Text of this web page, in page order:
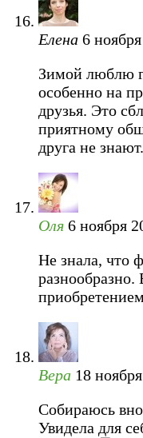
Елена 6
Зимой люблю
особенно на
друзья. Это
приятному
друга не знают.
Оля 6 ноября
Не знала, что
разнообразно.
Вера 18
Собираюсь
Увидела для